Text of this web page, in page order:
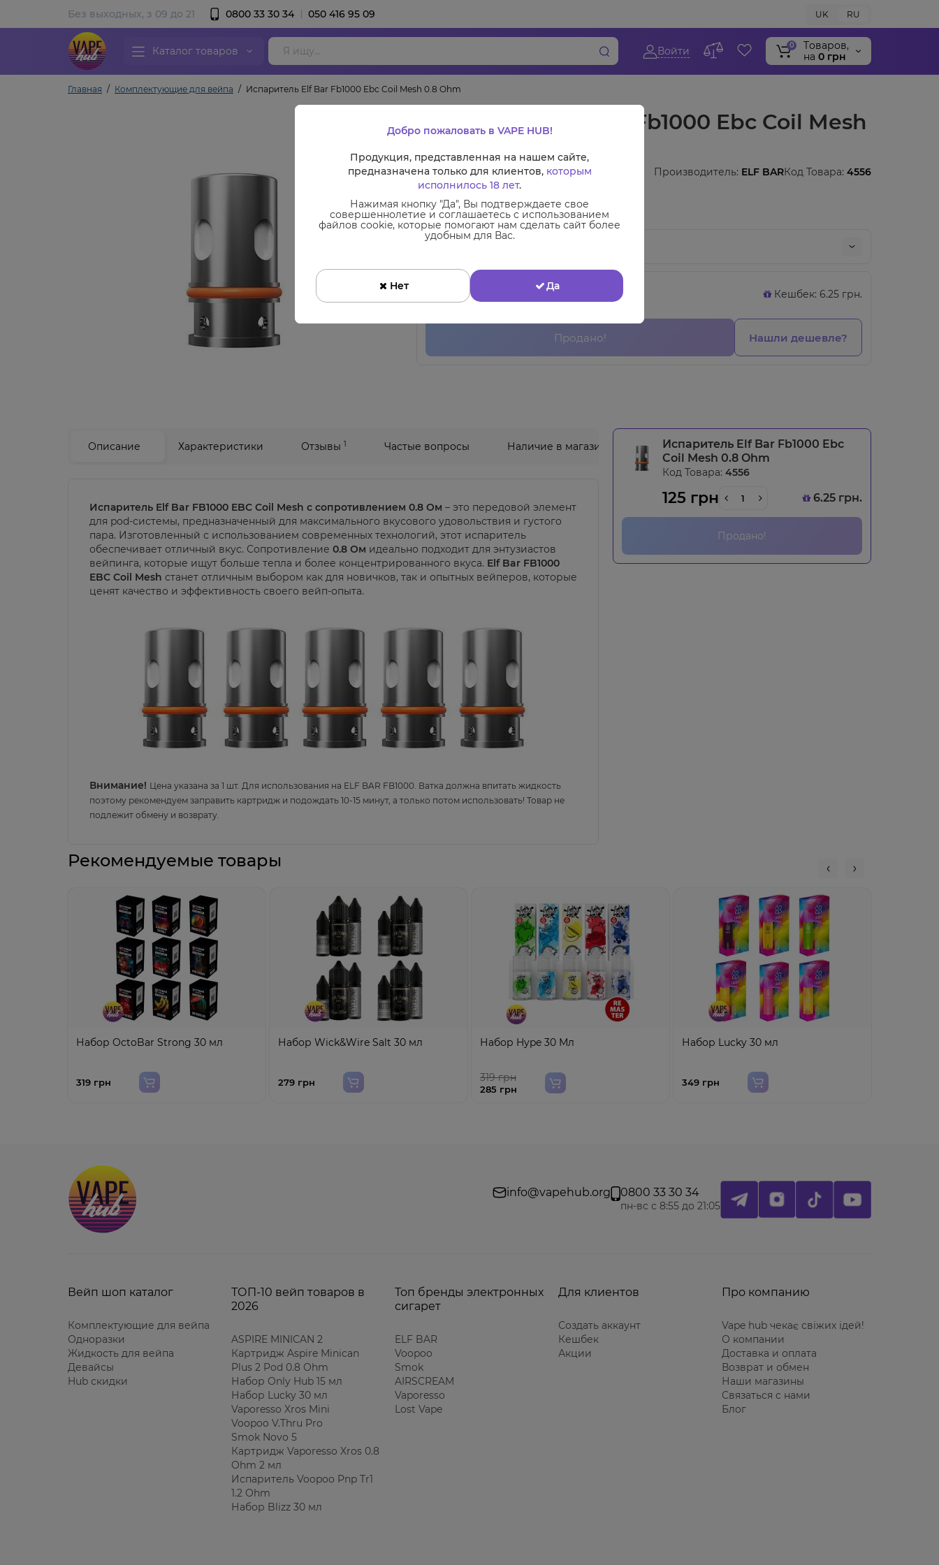
Без выходных, з 09 до 21 0800 33 30 34 050 416 95 09 UK RU
Каталог товаров Войти 0
Tоваров,
на 0 грн
Главная Комплектующие для вейпа Испаритель Elf Bar Fb1000 Ebc Coil Mesh 0.8 Ohm
Испаритель Elf Bar Fb1000 Ebc Coil Mesh
Производитель: ELF BARКод Товара: 4556
Сменные комплектующие
125 грн Кешбек: 6.25 грн.
Продано! Нашли дешевле?
Описание Характеристики Отзывы 1 Частые вопросы Наличие в магазинах
Испаритель Elf Bar FB1000 EBC Coil Mesh с сопротивлением 0.8 Ом – это передовой элемент
для pod-системы, предназначенный для максимального вкусового удовольствия и густого
пара. Изготовленный с использованием современных технологий, этот испаритель
обеспечивает отличный вкус. Сопротивление 0.8 Ом идеально подходит для энтузиастов
вейпинга, которые ищут больше тепла и более концентрированного вкуса. Elf Bar FB1000
EBC Coil Mesh станет отличным выбором как для новичков, так и опытных вейперов, которые
ценят качество и эффективность своего вейп-опыта.
Внимание! Цена указана за 1 шт. Для использования на ELF BAR FB1000. Ватка должна впитать жидкость
поэтому рекомендуем заправить картридж и подождать 10-15 минут, а только потом использовать! Товар не
подлежит обмену и возврату.
Испаритель Elf Bar Fb1000 Ebc
Coil Mesh 0.8 Ohm
Код Товара: 4556
125 грн 6.25 грн.
Продано!
Рекомендуемые товары
Набор OctoBar Strong 30 мл
319 грн
Набор Wick&Wire Salt 30 мл
279 грн
Набор Hype 30 Мл
319 грн
285 грн
Набор Lucky 30 мл
349 грн
0800 33 30 34
пн-вс с 8:55 до 21:05
info@vapehub.org
Вейп шоп каталог
Комплектующие для вейпа
Одноразки
Жидкость для вейпа
Девайсы
Hub скидки
ТОП-10 вейп товаров в
2026
ASPIRE MINICAN 2
Картридж Aspire Minican
Plus 2 Pod 0.8 Ohm
Набор Only Hub 15 мл
Набор Lucky 30 мл
Vaporesso Xros Mini
Voopoo V.Thru Pro
Smok Novo 5
Картридж Vaporesso Xros 0.8
Ohm 2 мл
Испаритель Voopoo Pnp Tr1
1.2 Ohm
Набор Blizz 30 мл
Топ бренды электронных
сигарет
ELF BAR
Voopoo
Smok
AIRSCREAM
Vaporesso
Lost Vape
Для клиентов
Создать аккаунт
Кешбек
Акции
Про компанию
Vape hub чекає свіжих ідей!
О компании
Доставка и оплата
Возврат и обмен
Наши магазины
Связаться с нами
Блог
Добро пожаловать в VAPE HUB!
Продукция, представленная на нашем сайте,
предназначена только для клиентов, которым
исполнилось 18 лет.
Нажимая кнопку "Да", Вы подтверждаете свое
совершеннолетие и соглашаетесь с использованием
файлов cookie, которые помогают нам сделать сайт более
удобным для Вас.
Нет Да